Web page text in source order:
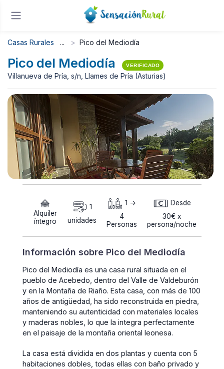
Casas Rurales Pico del Mediodía
Pico del Mediodía VERIFICADO
Villanueva de Pría, s/n, Llames de Pría (Asturias)
Alquiler
íntegro
1
unidades
1 ->
4
Personas
Desde
30€ x
persona/noche
Información sobre Pico del Mediodía
Pico del Mediodía es una casa rural situada en el
pueblo de Acebedo, dentro del Valle de Valdeburón
y en la Montaña de Riaño. Esta casa, con más de 100
años de antigüedad, ha sido reconstruida en piedra,
manteniendo su autenticidad con materiales locales
y maderas nobles, lo que la integra perfectamente
en el paisaje de la montaña oriental leonesa.
La casa está dividida en dos plantas y cuenta con 5
habitaciones dobles, todas ellas con baño privado y